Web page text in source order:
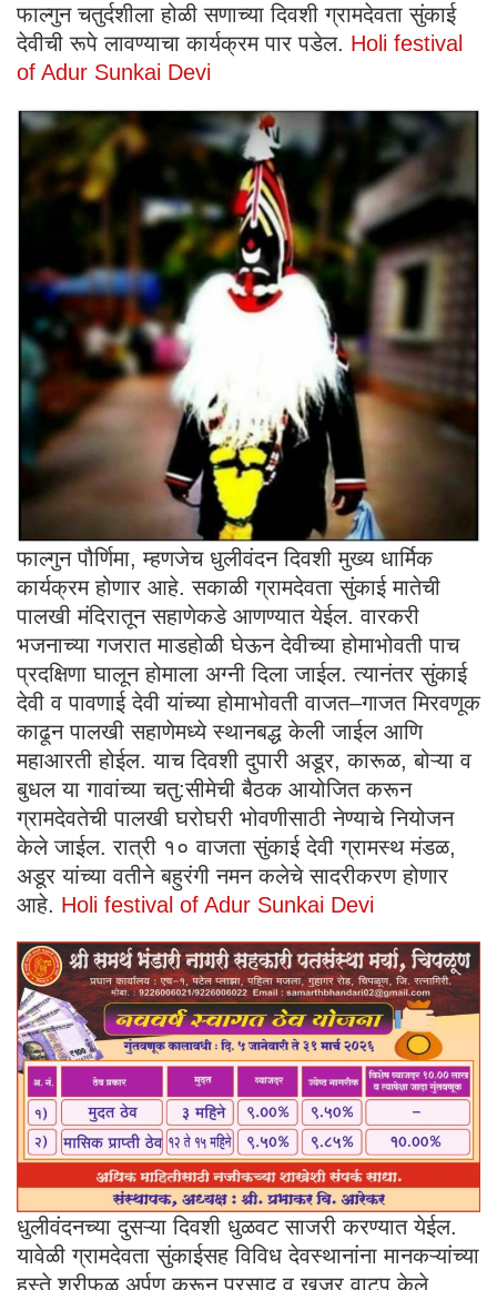
फाल्गुन चतुर्दशीला होळी सणाच्या दिवशी ग्रामदेवता सुंकाई
देवीची रूपे लावण्याचा कार्यक्रम पार पडेल. Holi festival
of Adur Sunkai Devi
फाल्गुन पौर्णिमा, म्हणजेच धुलीवंदन दिवशी मुख्य धार्मिक
कार्यक्रम होणार आहे. सकाळी ग्रामदेवता सुंकाई मातेची
पालखी मंदिरातून सहाणेकडे आणण्यात येईल. वारकरी
भजनाच्या गजरात माडहोळी घेऊन देवीच्या होमाभोवती पाच
प्रदक्षिणा घालून होमाला अग्नी दिला जाईल. त्यानंतर सुंकाई
देवी व पावणाई देवी यांच्या होमाभोवती वाजत–गाजत मिरवणूक
काढून पालखी सहाणेमध्ये स्थानबद्ध केली जाईल आणि
महाआरती होईल. याच दिवशी दुपारी अडूर, कारूळ, बोऱ्या व
बुधल या गावांच्या चतु:सीमेची बैठक आयोजित करून
ग्रामदेवतेची पालखी घरोघरी भोवणीसाठी नेण्याचे नियोजन
केले जाईल. रात्री १० वाजता सुंकाई देवी ग्रामस्थ मंडळ,
अडूर यांच्या वतीने बहुरंगी नमन कलेचे सादरीकरण होणार
आहे. Holi festival of Adur Sunkai Devi
धुलीवंदनच्या दुसऱ्या दिवशी धुळवट साजरी करण्यात येईल.
यावेळी ग्रामदेवता सुंकाईसह विविध देवस्थानांना मानकऱ्यांच्या
हस्ते श्रीफळ अर्पण करून प्रसाद व खजूर वाटप केले